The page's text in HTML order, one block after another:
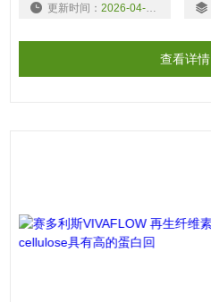
更新时间： 2026-04-10
查看详情